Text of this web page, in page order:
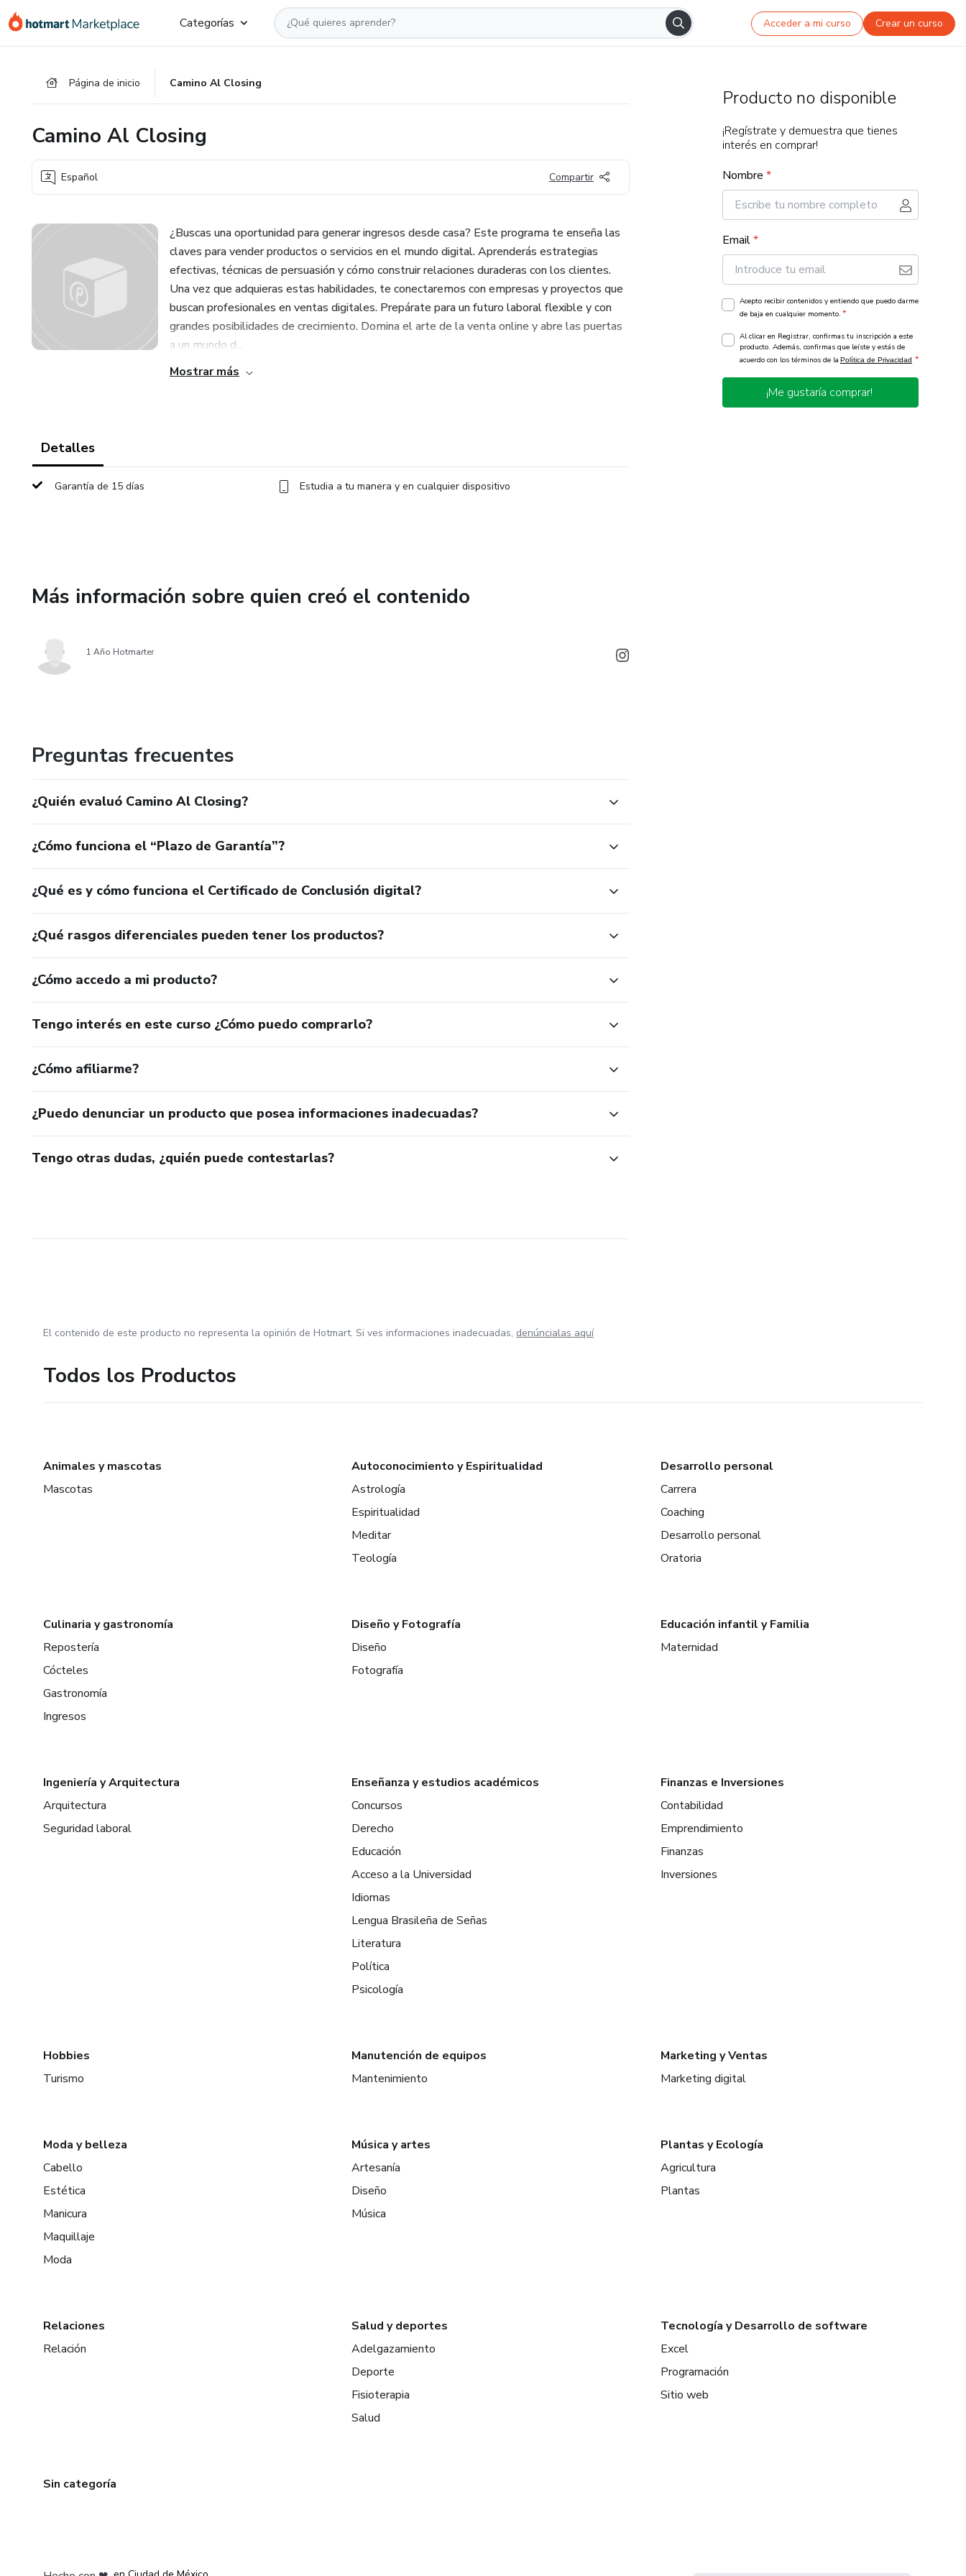
Categorías Acceder a mi curso Crear un curso
Página de inicio Camino Al Closing
Camino Al Closing
Español Compartir
¿Buscas una oportunidad para generar ingresos desde casa? Este programa te enseña las
claves para vender productos o servicios en el mundo digital. Aprenderás estrategias
efectivas, técnicas de persuasión y cómo construir relaciones duraderas con los clientes.
Una vez que adquieras estas habilidades, te conectaremos con empresas y proyectos que
buscan profesionales en ventas digitales. Prepárate para un futuro laboral flexible y con
grandes posibilidades de crecimiento. Domina el arte de la venta online y abre las puertas
a un mundo d...
Mostrar más
Detalles
Garantía de 15 días Estudia a tu manera y en cualquier dispositivo
Más información sobre quien creó el contenido
1 Año Hotmarter
Preguntas frecuentes
¿Quién evaluó Camino Al Closing?
¿Cómo funciona el “Plazo de Garantía”?
¿Qué es y cómo funciona el Certificado de Conclusión digital?
¿Qué rasgos diferenciales pueden tener los productos?
¿Cómo accedo a mi producto?
Tengo interés en este curso ¿Cómo puedo comprarlo?
¿Cómo afiliarme?
¿Puedo denunciar un producto que posea informaciones inadecuadas?
Tengo otras dudas, ¿quién puede contestarlas?
Producto no disponible
¡Regístrate y demuestra que tienes
interés en comprar!
Nombre *
Email*
Acepto recibir contenidos y entiendo que puedo darme
de baja en cualquier momento. *
Al clicar en Registrar, confirmas tu inscripción a este
producto. Además, confirmas que leíste y estás de
acuerdo con los términos de la Política de Privacidad *
¡Me gustaría comprar!
El contenido de este producto no representa la opinión de Hotmart. Si ves informaciones inadecuadas, denúncialas aquí
Todos los Productos
Animales y mascotas
Mascotas
Autoconocimiento y Espiritualidad
Astrología
Espiritualidad
Meditar
Teología
Desarrollo personal
Carrera
Coaching
Desarrollo personal
Oratoria
Culinaria y gastronomía
Repostería
Cócteles
Gastronomía
Ingresos
Diseño y Fotografía
Diseño
Fotografía
Educación infantil y Familia
Maternidad
Ingeniería y Arquitectura
Arquitectura
Seguridad laboral
Enseñanza y estudios académicos
Concursos
Derecho
Educación
Acceso a la Universidad
Idiomas
Lengua Brasileña de Señas
Literatura
Política
Psicología
Finanzas e Inversiones
Contabilidad
Emprendimiento
Finanzas
Inversiones
Hobbies
Turismo
Manutención de equipos
Mantenimiento
Marketing y Ventas
Marketing digital
Moda y belleza
Cabello
Estética
Manicura
Maquillaje
Moda
Música y artes
Artesanía
Diseño
Música
Plantas y Ecología
Agricultura
Plantas
Relaciones
Relación
Salud y deportes
Adelgazamiento
Deporte
Fisioterapia
Salud
Tecnología y Desarrollo de software
Excel
Programación
Sitio web
Sin categoría
en Ciudad de México